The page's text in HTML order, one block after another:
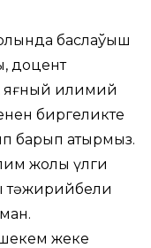
баслаўыш
доцент
яғный илимий
биргеликте
барып атырмыз.
жолы үлги
тәжирийбели
жеке